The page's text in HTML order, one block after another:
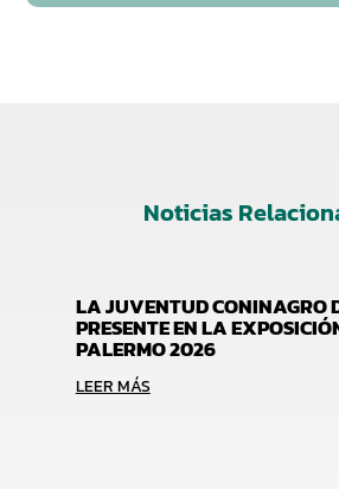
Noticias
LA JUVENTUD CONINAGRO
PRESENTE EN LA
PALERMO 2026
LEER MÁS